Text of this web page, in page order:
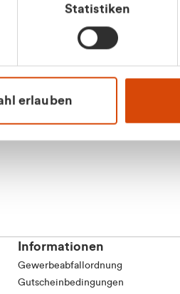
Statistiken
erlauben
Informationen
Gewerbeabfallordnung
Gutscheinbedingungen